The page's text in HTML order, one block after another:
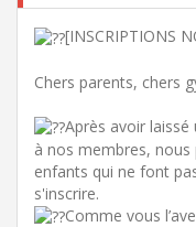
[INSCRIPTIONS
Chers parents, chers
Après avoir
à nos membres,
enfants qui ne font
s'inscrire.
Comme vous